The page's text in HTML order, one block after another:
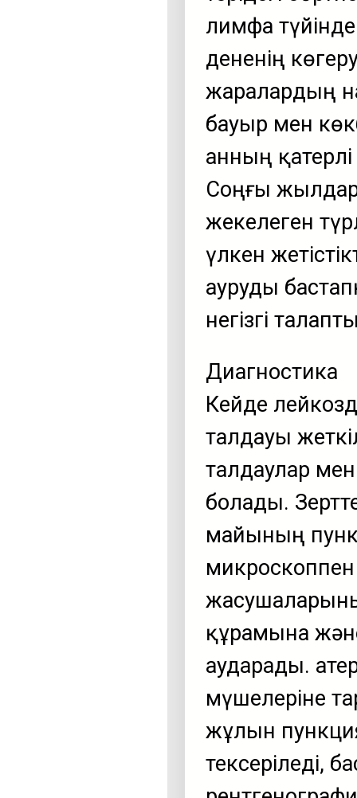
лимфа
дененің
жаралардың
бауыр мен
Қанның қатерлі
Соңғы
жекелеген
үлкен
ауруды
негізгі
Диагностика
Кейде
талдауы
талдаулар
болады.
майының
микроскоппен
құрамына
аударады.
мүшелеріне
жұлын
тексеріледі,